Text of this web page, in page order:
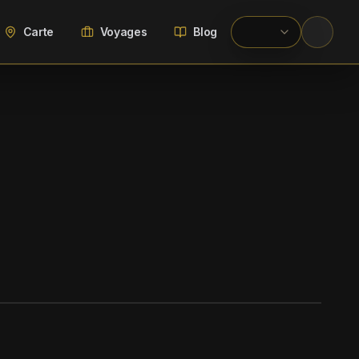
Carte Voyages Blog